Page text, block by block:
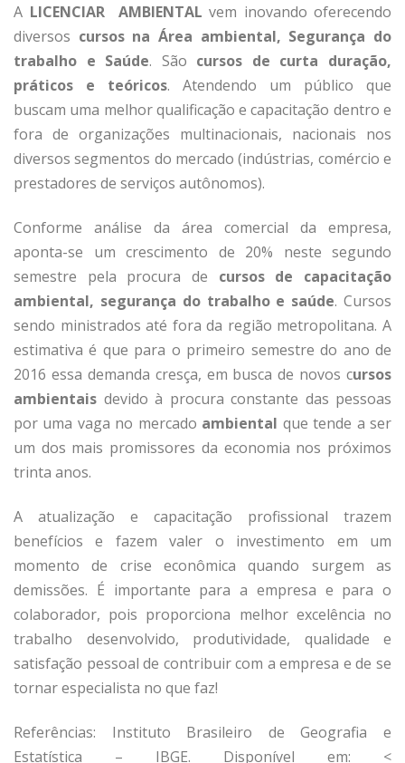
A LICENCIAR AMBIENTAL vem inovando oferecendo
diversos cursos na Área ambiental, Segurança do
trabalho e Saúde. São cursos de curta duração,
práticos e teóricos. Atendendo um público que
buscam uma melhor qualificação e capacitação dentro e
fora de organizações multinacionais, nacionais nos
diversos segmentos do mercado (indústrias, comércio e
prestadores de serviços autônomos).
Conforme análise da área comercial da empresa,
aponta-se um crescimento de 20% neste segundo
semestre pela procura de cursos de capacitação
ambiental, segurança do trabalho e saúde. Cursos
sendo ministrados até fora da região metropolitana. A
estimativa é que para o primeiro semestre do ano de
2016 essa demanda cresça, em busca de novos cursos
ambientais devido à procura constante das pessoas
por uma vaga no mercado ambiental que tende a ser
um dos mais promissores da economia nos próximos
trinta anos.
A atualização e capacitação profissional trazem
benefícios e fazem valer o investimento em um
momento de crise econômica quando surgem as
demissões. É importante para a empresa e para o
colaborador, pois proporciona melhor excelência no
trabalho desenvolvido, produtividade, qualidade e
satisfação pessoal de contribuir com a empresa e de se
tornar especialista no que faz!
Referências: Instituto Brasileiro de Geografia e
Estatística – IBGE. Disponível em: <